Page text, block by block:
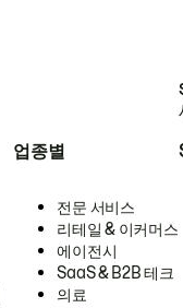
업종별
전문 서비스
리테일 & 이커머스
에이전시
SaaS & B2B 테크
의료